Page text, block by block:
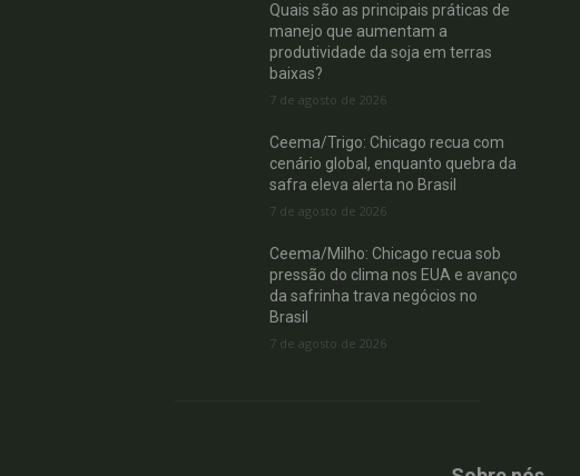
Quais são as principais práticas de
manejo que aumentam a
produtividade da soja em terras
baixas?
7 de agosto de 2026
Ceema/Trigo: Chicago recua com
cenário global, enquanto quebra da
safra eleva alerta no Brasil
7 de agosto de 2026
Ceema/Milho: Chicago recua sob
pressão do clima nos EUA e avanço
da safrinha trava negócios no
Brasil
7 de agosto de 2026